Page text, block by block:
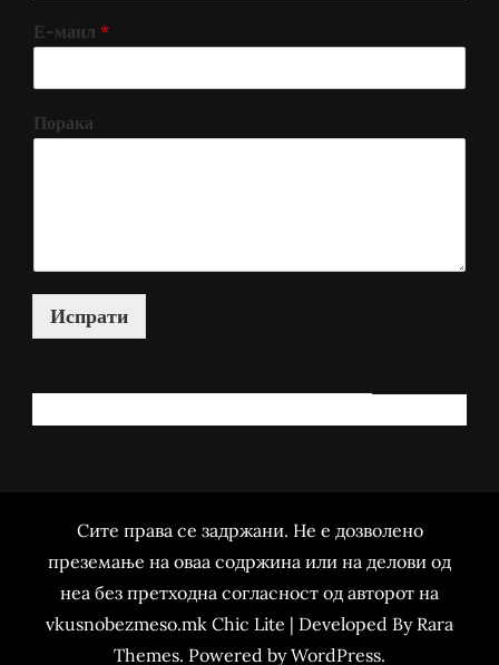
Е-маил *
Порака
Испрати
Сите права се задржани. Не е дозволено
преземање на оваа содржина или на делови од
неа без претходна согласност од авторот на
vkusnobezmeso.mk Chic Lite | Developed By Rara
Themes. Powered byWordPress.